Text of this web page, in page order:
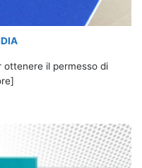
ottenere il permesso di